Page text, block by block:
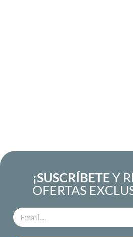
¡SUSCRÍBETEY
OFERTAS